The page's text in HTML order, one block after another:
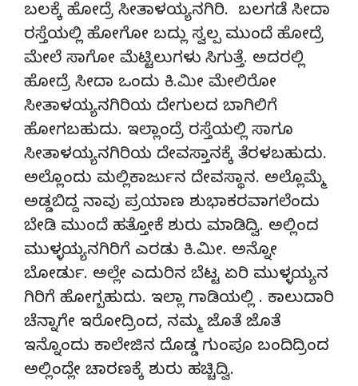
ಬಲಕ್ಕೆ ಹೋದ್ರೆ ಸೀತಾಳಯ್ಯನಗಿರಿ. ಬಲಗಡೆ ಸೀದಾ
ರಸ್ತೆಯಲ್ಲಿ ಹೋಗೋ ಬದ್ಲು ಸ್ವಲ್ಪ ಮುಂದೆ ಹೋದ್ರೆ
ಮೇಲೆ ಸಾಗೋ ಮೆಟ್ಟಿಲುಗಳು ಸಿಗುತ್ತೆ. ಅದರಲ್ಲಿ
ಹೋದ್ರೆ ಸೀದಾ ಒಂದು ಕಿ.ಮೀ ಮೇಲಿರೋ
ಸೀತಾಳಯ್ಯನಗಿರಿಯ ದೇಗುಲದ ಬಾಗಿಲಿಗೆ
ಹೋಗಬಹುದು. ಇಲ್ಲಾಂದ್ರೆ ರಸ್ತೆಯಲ್ಲಿ ಸಾಗೂ
ಸೀತಾಳಯ್ಯನಗಿರಿಯ ದೇವಸ್ತಾನಕ್ಕೆ ತೆರಳಬಹುದು.
ಅಲ್ಲೊಂದು ಮಲ್ಲಿಕಾರ್ಜುನ ದೇವಸ್ಥಾನ. ಅಲ್ಲೊಮ್ಮೆ
ಅಡ್ಡಬಿದ್ದ ನಾವು ಪ್ರಯಾಣ ಶುಭಾಕರವಾಗಲೆಂದು
ಬೇಡಿ ಮುಂದೆ ಹತ್ತೋಕೆ ಶುರು ಮಾಡಿದ್ವಿ. ಅಲ್ಲಿಂದ
ಮುಳ್ಳಯ್ಯನಗಿರಿಗೆ ಎರಡು ಕಿ.ಮೀ. ಅನ್ನೋ
ಬೋರ್ಡು. ಅಲ್ಲೇ ಎದುರಿನ ಬೆಟ್ಟ ಏರಿ ಮುಳ್ಳಯ್ಯನ
ಗಿರಿಗೆ ಹೋಗ್ಬಹುದು. ಇಲ್ಲಾ ಗಾಡಿಯಲ್ಲಿ . ಕಾಲುದಾರಿ
ಚೆನ್ನಾಗೇ ಇರೋದ್ರಿಂದ, ನಮ್ಮ ಜೊತೆ ಜೊತೆ
ಇನ್ನೊಂದು ಕಾಲೇಜಿನ ದೊಡ್ಡ ಗುಂಪೂ ಬಂದಿದ್ರಿಂದ
ಅಲ್ಲಿಂದ್ಲೇ ಚಾರಣಕ್ಕೆ ಶುರು ಹಚ್ಚಿದ್ವಿ.